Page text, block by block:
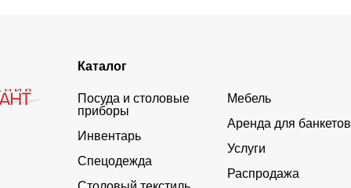
Каталог
Посуда и столовые
приборы
Инвентарь
Спецодежда
Мебель
Аренда для банкетов
Услуги
Распродажа